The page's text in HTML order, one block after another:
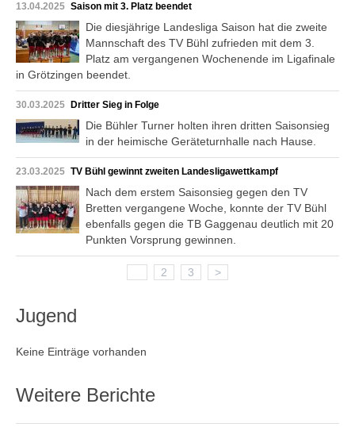
13.04.2025 Saison mit 3. Platz beendet
Die diesjährige Landesliga Saison hat die zweite
Mannschaft des TV Bühl zufrieden mit dem 3.
Platz am vergangenen Wochenende im Ligafinale
in Grötzingen beendet.
30.03.2025 Dritter Sieg in Folge
Die Bühler Turner holten ihren dritten Saisonsieg
in der heimische Geräteturnhalle nach Hause.
23.03.2025 TV Bühl gewinnt zweiten Landesligawettkampf
Nach dem erstem Saisonsieg gegen den TV
Bretten vergangene Woche, konnte der TV Bühl
ebenfalls gegen die TB Gaggenau deutlich mit 20
Punkten Vorsprung gewinnen.
2 3 >
Jugend
Keine Einträge vorhanden
Weitere Berichte